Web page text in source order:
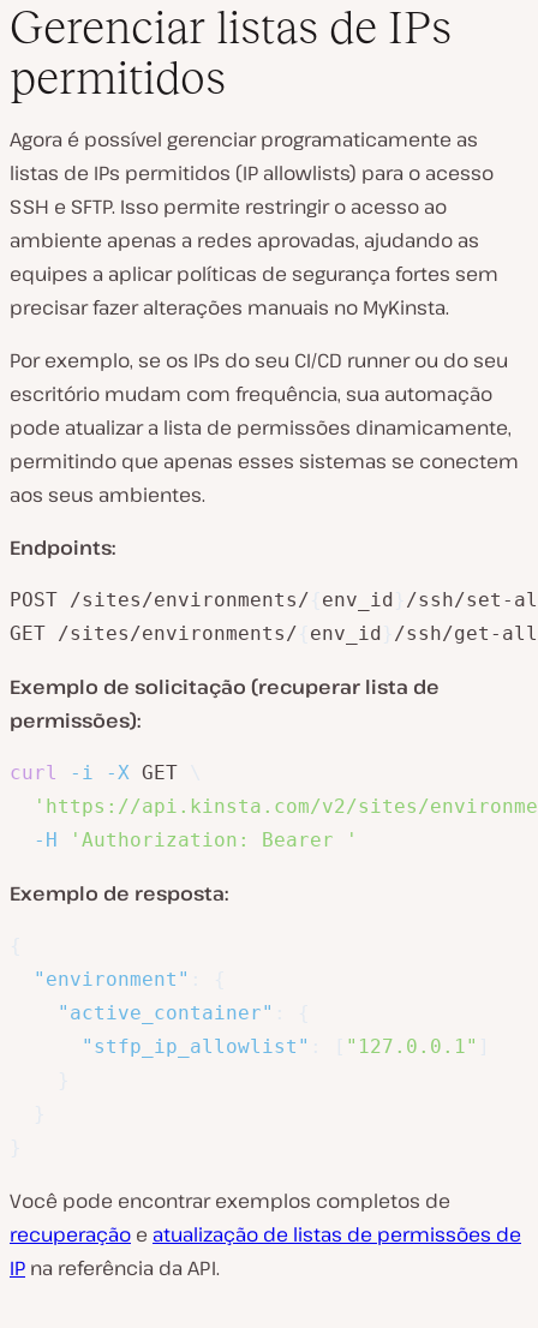
Gerenciar listas de IPs
permitidos
Agora é possível gerenciar programaticamente as
listas de IPs permitidos (IP allowlists) para o acesso
SSH e SFTP. Isso permite restringir o acesso ao
ambiente apenas a redes aprovadas, ajudando as
equipes a aplicar políticas de segurança fortes sem
precisar fazer alterações manuais no MyKinsta.
Por exemplo, se os IPs do seu CI/CD runner ou do seu
escritório mudam com frequência, sua automação
pode atualizar a lista de permissões dinamicamente,
permitindo que apenas esses sistemas se conectem
aos seus ambientes.
Endpoints:
POST /sites/environments/ env_id
/ssh/set-
GET /sites/environments/
env_id /ssh/get-
Exemplo de solicitação (recuperar lista de
permissões):
curl -i -X GET
'https://api.kinsta.com/v2/sites/
-H
'Authorization: Bearer '
Exemplo de resposta:
"environment"
"active_container"
"stfp_ip_allowlist"
"127.0.0.1"
Você pode encontrar exemplos completos de
recuperação e atualização de listas de permissões de
IP na referência da API.